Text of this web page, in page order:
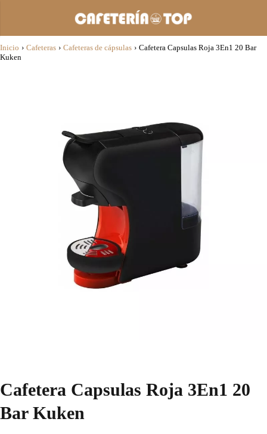
Inicio › Cafeteras › Cafeteras de cápsulas › Cafetera Capsulas Roja 3En1 20 Bar
Kuken
Cafetera Capsulas Roja 3En1 20
Bar Kuken